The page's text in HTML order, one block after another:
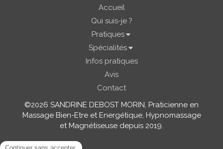
Accueil
Qui suis-je ?
Pratiques
Spécialités
Infos pratiques
Avis
Contact
©2026 SANDRINE DEBOST MORIN, Praticienne en
Massage Bien-Etre et Energétique, Hypnomassage
et Magnétiseuse depuis 2019.